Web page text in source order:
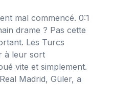
mal commencé. 0:1
drame ? Pas cette
Les Turcs
à leur sort
vite et simplement.
Madrid, Güler, a